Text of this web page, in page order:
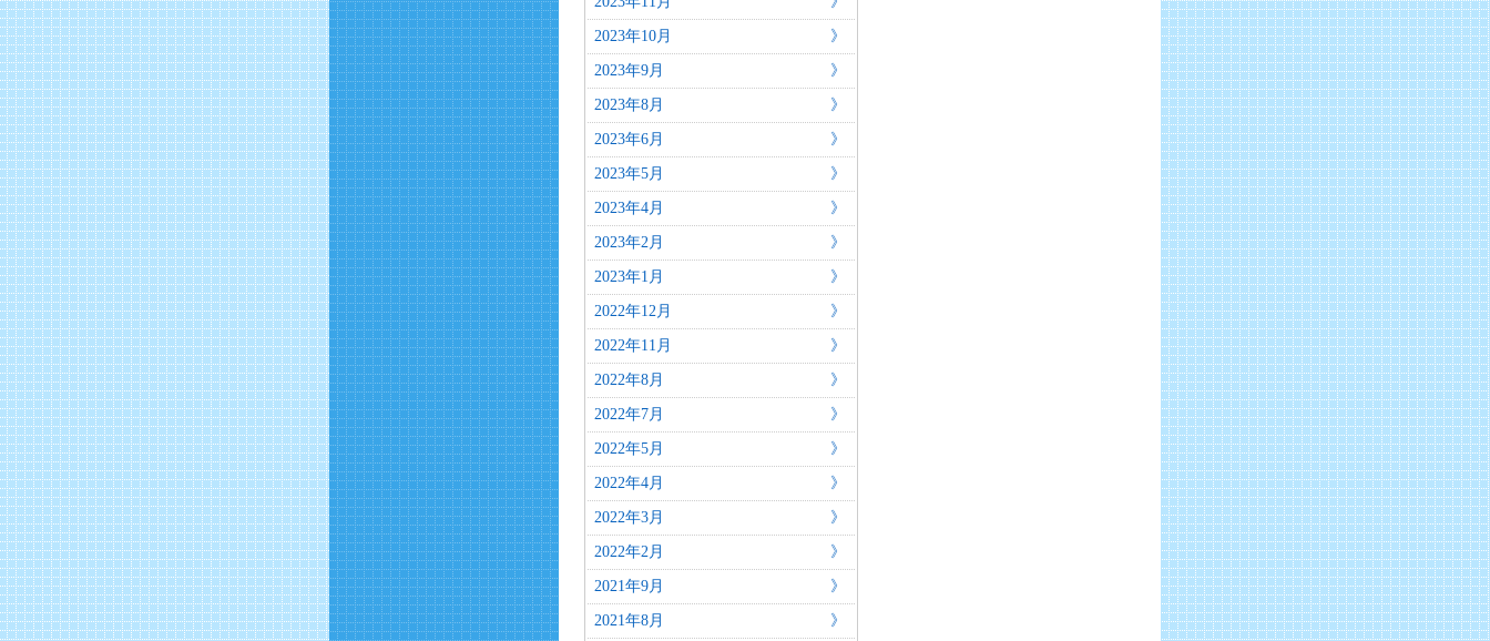
2023年10月
2023年9月
2023年8月
2023年6月
2023年5月
2023年4月
2023年2月
2023年1月
2022年12月
2022年11月
2022年8月
2022年7月
2022年5月
2022年4月
2022年3月
2022年2月
2021年9月
2021年8月